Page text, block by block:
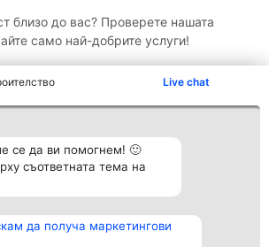
Live chat
се да ви помогнем! 🙂
съответната тема на
да получа маркетингови
близо до вас? Проверете нашата
само най-добрите услуги!
Класация Контакти